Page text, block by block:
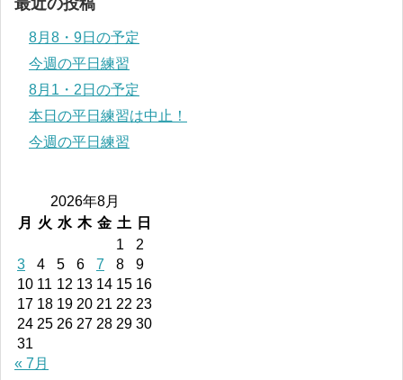
8月8・9日の予定
今週の平日練習
8月1・2日の予定
本日の平日練習は中止！
今週の平日練習
2026年8月
月
火 水 木 金 土
日
1
2
3
4 5 6 7 8
9
10 11 12 13 14 15 16
17 18 19 20 21 22 23
24 25 26 27 28 29 30
31
« 7月